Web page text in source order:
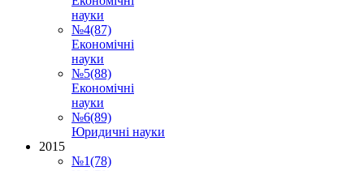
науки
№4(87)
Економічні
науки
№5(88)
Економічні
науки
№6(89)
Юридичні науки
2015
№1(78)